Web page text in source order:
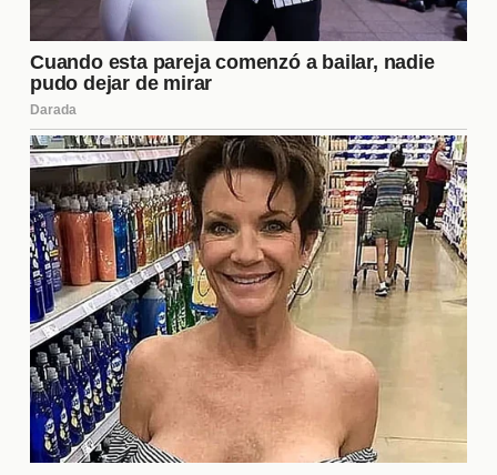
En "Esref Ruya", loscelosactúan como un
catalizador que impulsa la historia hacia adelante.
Estos sentimientos no solo crean conflictos, sino
que también permiten que los personajes se
desarrollen y evolucionen. A través de sus
reacciones a los celos, se revelan sus verdaderas
personalidades y deseos, lo que añade profundidad
a la trama.
Las relaciones afectadas por
los celos
Las relaciones entre los personajes principales y
secundarios son influenciadas de manera
significativa por loscelos. Estas emociones pueden